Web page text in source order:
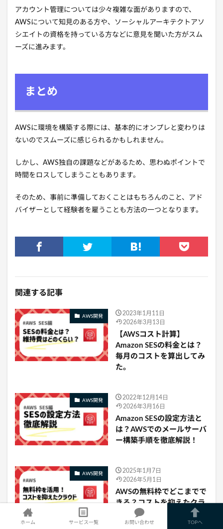
アカウント管理については少々複雑な面がありますので、
AWSについて知見のある方や、ソーシャルアーキテクトアソ
シエイトの資格を持っている方などに意見を聞いた方がスム
ーズに進みます。
まとめ
AWSに環境を構築する際には、基本的にオンプレと変わりは
ないのでスムーズに感じられるかもしれません。
しかし、AWS独自の課題などがあるため、思わぬポイントで
時間をロスしてしまうこともあります。
そのため、事前に準備しておくことはもちろんのこと、アド
バイザーとして経験者を雇うことも方法の一つとなります。
関連する記事
AWS開発
2023年1月11日
2026年3月13日
【AWSコスト計算】
Amazon SESの料金とは？
毎月のコストを算出してみ
た。
AWS開発
2022年12月14日
2026年3月16日
Amazon SESの設定方法と
は？AWSでのメールサーバ
ー構築手順を徹底解説！
AWS開発
2025年1月7日
2026年5月1日
AWSの無料枠でどこまでで
きる？コストを抑えたクラ
ウド導入の始め方
ホーム サービス一覧 お問い合わせ TOPへ